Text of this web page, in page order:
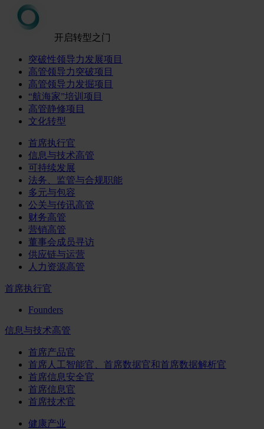
开启转型之门
突破性领导力发展项目
高管领导力突破项目
高管领导力发掘项目
“航海家”培训项目
高管静修项目
文化转型
首席执行官
信息与技术高管
可持续发展
法务、监管与合规职能
多元与包容
公关与传讯高管
财务高管
营销高管
董事会成员寻访
供应链与运营
人力资源高管
首席执行官
Founders
信息与技术高管
首席产品官
首席人工智能官、首席数据官和首席数据解析官
首席信息安全官
首席信息官
首席技术官
健康产业